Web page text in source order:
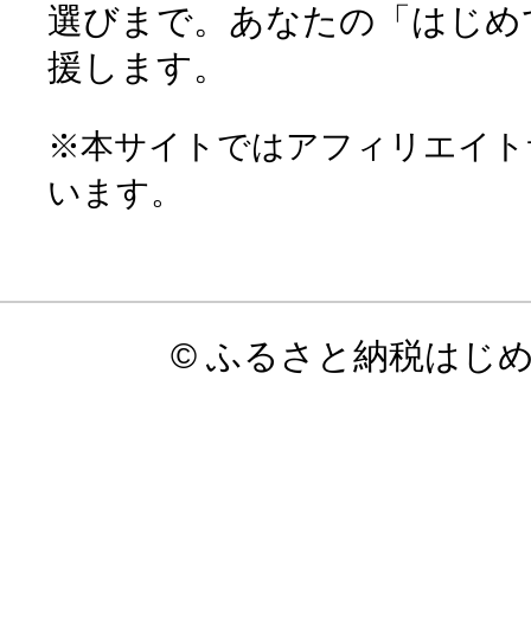
選びまで。あなたの「はじ
援します。
※本サイトではアフィリエイ
います。
© ふるさと納税はじ